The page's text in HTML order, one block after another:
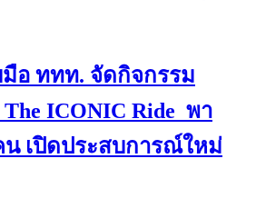
อ ททท. จัดกิจกรรม
The ICONIC Ride พา
น เปิดประสบการณ์ใหม่